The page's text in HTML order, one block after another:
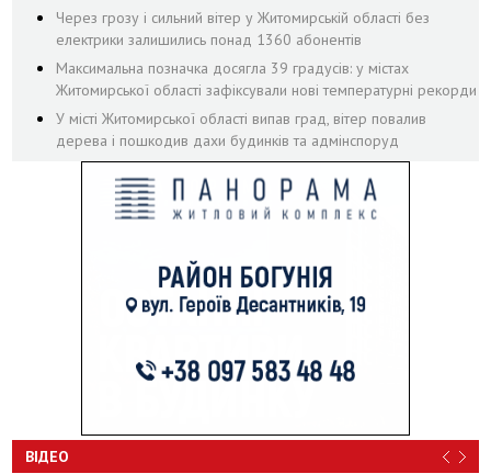
Через грозу і сильний вітер у Житомирській області без
електрики залишились понад 1360 абонентів
Максимальна позначка досягла 39 градусів: у містах
Житомирської області зафіксували нові температурні рекорди
У місті Житомирської області випав град, вітер повалив
дерева і пошкодив дахи будинків та адмінспоруд
ВІДЕО